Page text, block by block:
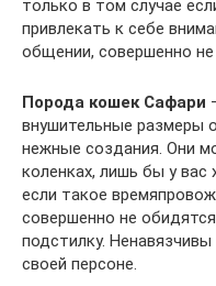
только в том случае
привлекать к себе
общении, совершенно
Порода кошек Сафари
внушительные размеры
нежные создания. Они
коленках, лишь бы у вас
если такое
совершенно не
подстилку.
своей персоне.